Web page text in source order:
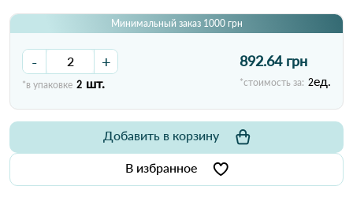
Минимальный заказ 1000 грн
- +
*в упаковке 2 шт.
892.64 грн
*стоимость за: 2ед.
В избранное
Добавить в корзину